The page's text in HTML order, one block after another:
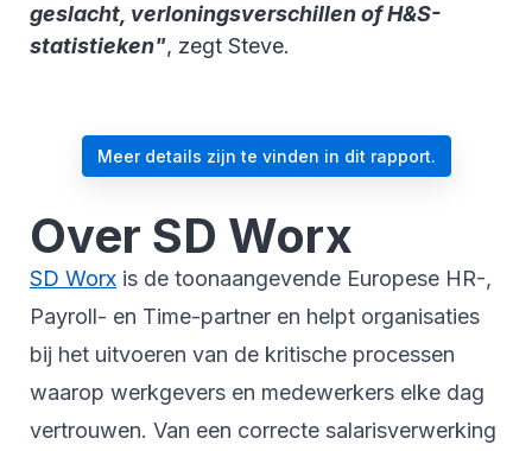
geslacht, verloningsverschillen of H&S-
statistieken", zegt Steve.
Meer details zijn te vinden in dit rapport.
Over SD Worx
SD Worx is de toonaangevende Europese HR-,
Payroll- en Time-partner en helpt organisaties
bij het uitvoeren van de kritische processen
waarop werkgevers en medewerkers elke dag
vertrouwen. Van een correcte salarisverwerking